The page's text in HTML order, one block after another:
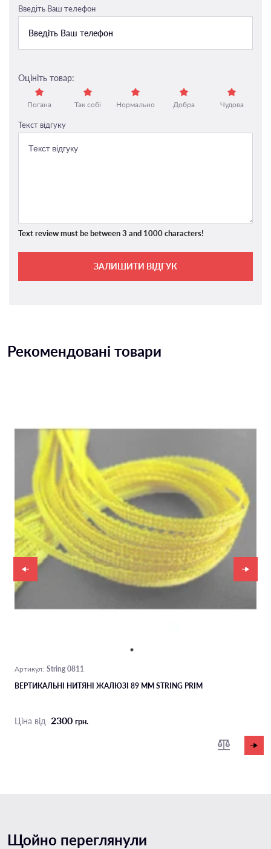
Введіть Ваш телефон
Оцініть товар:
Погана Так собі Нормально Добра Чудова
Текст відгуку
Text review must be between 3 and 1000 characters!
ЗАЛИШИТИ ВІДГУК
Рекомендовані товари
Артикул: String 0811
ВЕРТИКАЛЬНІ НИТЯНІ ЖАЛЮЗІ 89 ММ STRING PRIM
Ціна від 2300 грн.
Щойно переглянули